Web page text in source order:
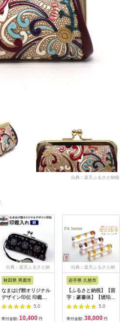
出典：楽天ふるさと納税
出典：楽天ふるさと納
税
秋田県 男鹿市
なまはげ館オリジナル
デザイン印伝 印鑑入
（紺） 【ファッショ
5.0
寄付金額: 10,400 円
出典：楽天ふるさと納
税
岩手県 久慈市
【ふるさと納税】【苗
字：篆書体】【琥珀印
章】フローティング
15mm【※最大6文字
まで※】
5.0
寄付金額: 38,000 円